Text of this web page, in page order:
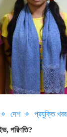
দেশ
প্রযুক্তি খবর
পরিণতি?